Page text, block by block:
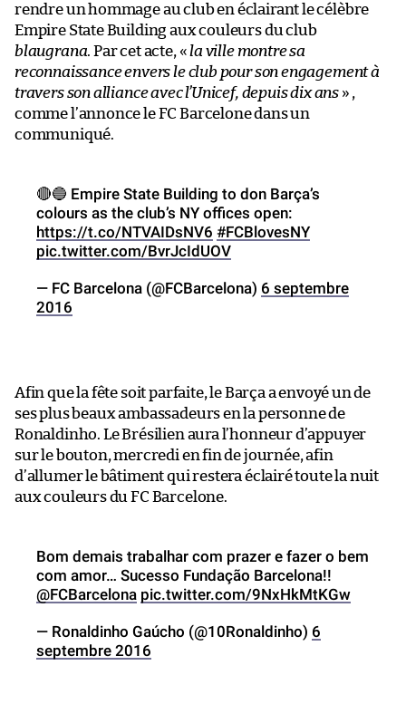
rendre un hommage au club en éclairant le célèbre
Empire State Building aux couleurs du club
blaugrana. Par cet acte, « la ville montre sa
reconnaissance envers le club pour son engagement à
travers son alliance avec l’Unicef, depuis dix ans » ,
comme l’annonce le FC Barcelone dans un
communiqué.
🔴🔵 Empire State Building to don Barça’s
colours as the club’s NY offices open:
https://t.co/NTVAIDsNV6 #FCBlovesNY
pic.twitter.com/BvrJcIdUOV
— FC Barcelona (@FCBarcelona) 6 septembre
2016
Afin que la fête soit parfaite, le Barça a envoyé un de
ses plus beaux ambassadeurs en la personne de
Ronaldinho. Le Brésilien aura l’honneur d’appuyer
sur le bouton, mercredi en fin de journée, afin
d’allumer le bâtiment qui restera éclairé toute la nuit
aux couleurs du FC Barcelone.
Bom demais trabalhar com prazer e fazer o bem
com amor… Sucesso Fundação Barcelona!!
@FCBarcelona pic.twitter.com/9NxHkMtKGw
— Ronaldinho Gaúcho (@10Ronaldinho) 6
septembre 2016